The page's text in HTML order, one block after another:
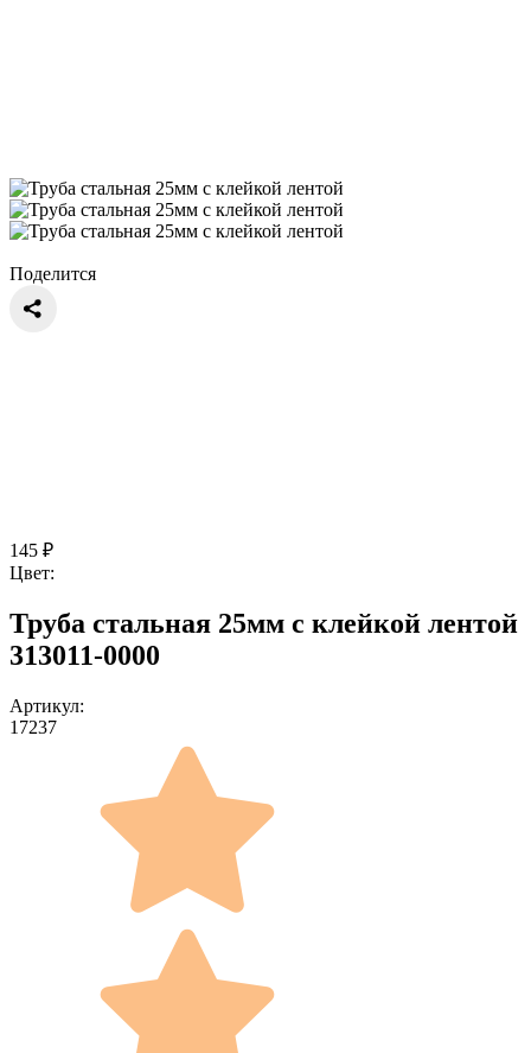
Поделится
145 ₽
Цвет:
Труба стальная 25мм с клейкой лентой
313011-0000
Артикул:
17237